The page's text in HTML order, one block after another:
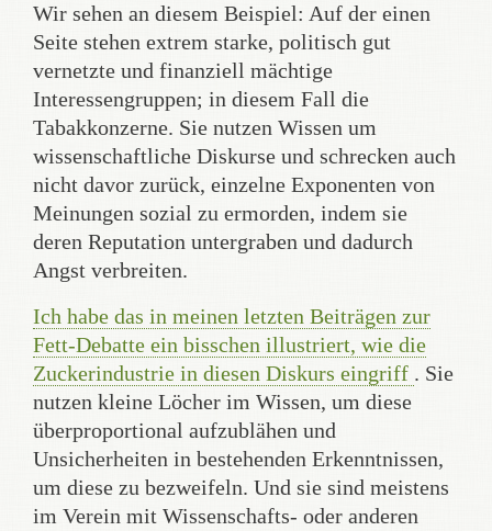
Wir sehen an diesem Beispiel: Auf der einen
Seite stehen extrem starke, politisch gut
vernetzte und finanziell mächtige
Interessengruppen; in diesem Fall die
Tabakkonzerne. Sie nutzen Wissen um
wissenschaftliche Diskurse und schrecken auch
nicht davor zurück, einzelne Exponenten von
Meinungen sozial zu ermorden, indem sie
deren Reputation untergraben und dadurch
Angst verbreiten.
Ich habe das in meinen letzten Beiträgen zur
Fett-Debatte ein bisschen illustriert, wie die
Zuckerindustrie in diesen Diskurs eingriff . Sie
nutzen kleine Löcher im Wissen, um diese
überproportional aufzublähen und
Unsicherheiten in bestehenden Erkenntnissen,
um diese zu bezweifeln. Und sie sind meistens
im Verein mit Wissenschafts- oder anderen